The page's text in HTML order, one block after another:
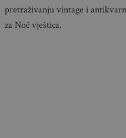
pretraživanju vintage i
za Noć vještica.